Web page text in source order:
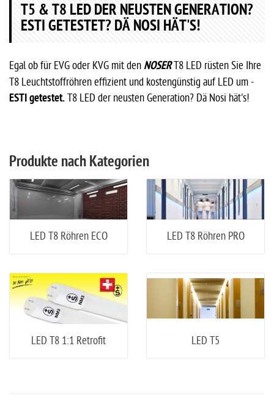
T5 & T8 LED DER NEUSTEN GENERATION?
ESTI GETESTET? DÄ NOSI HÄT'S!
Egal ob für EVG oder KVG mit den NOSERT8 LED rüsten Sie Ihre
T8 Leuchtstoffröhren effizient und kostengünstig auf LED um -
ESTI getestet.T8 LED der neusten Generation? Dä Nosi hät's!
Produkte nach Kategorien
LED T8 Röhren ECO LED T8 Röhren PRO
LED T8 1:1 Retrofit LED T5